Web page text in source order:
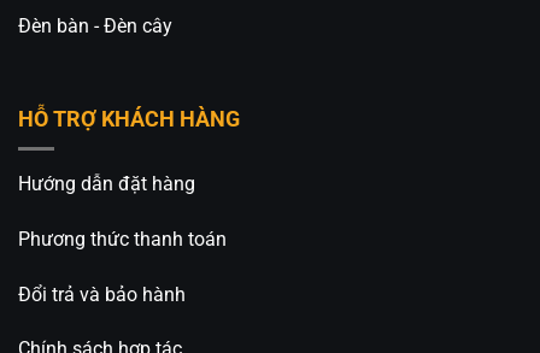
Đèn bàn - Đèn cây
HỖ TRỢ KHÁCH HÀNG
Hướng dẫn đặt hàng
Phương thức thanh toán
Đổi trả và bảo hành